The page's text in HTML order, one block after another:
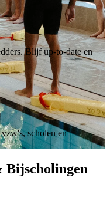
Blijf up-to-date en
scholen en
Bijscholingen